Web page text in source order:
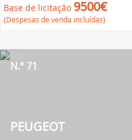
Base de licitação 9500€
(Despesas de venda incluídas)
PEUGEOT
N.° 71